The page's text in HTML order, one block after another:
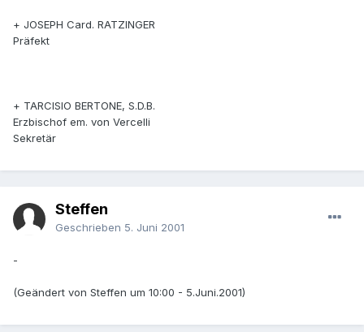
+ JOSEPH Card. RATZINGER
Präfekt
+ TARCISIO BERTONE, S.D.B.
Erzbischof em. von Vercelli
Sekretär
Steffen
Geschrieben 5. Juni 2001
-
(Geändert von Steffen um 10:00 - 5.Juni.2001)